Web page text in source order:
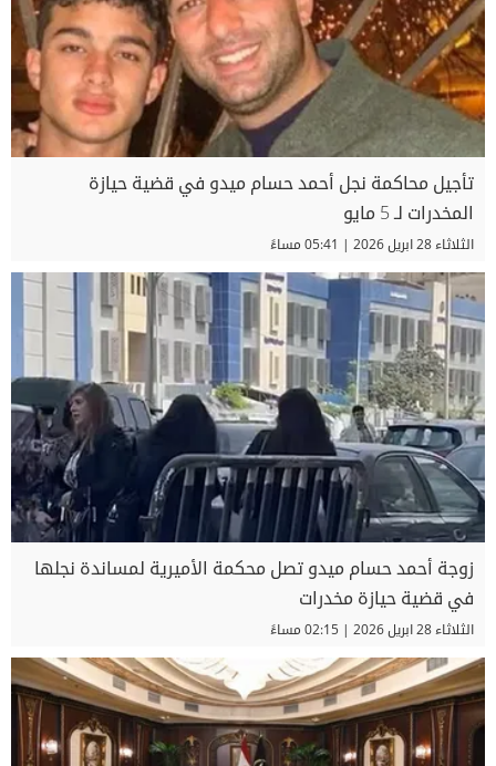
تأجيل محاكمة نجل أحمد حسام ميدو في قضية حيازة
المخدرات لـ 5 مايو
الثلاثاء 28 ابريل 2026 | 05:41 مساءً
زوجة أحمد حسام ميدو تصل محكمة الأميرية لمساندة نجلها
في قضية حيازة مخدرات
الثلاثاء 28 ابريل 2026 | 02:15 مساءً